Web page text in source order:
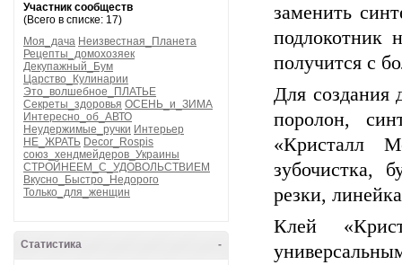
Участник сообществ
(Всего в списке: 17)
Моя_дача Неизвестная_Планета
Рецепты_домохозяек
Декупажный_Бум
Царство_Кулинарии
Это_волшебное_ПЛАТЬЕ
Секреты_здоровья ОСЕНЬ_и_ЗИМА
Интересно_об_АВТО
Неудержимые_ручки Интерьер
НЕ_ЖРАТЬ Decor_Rospis
союз_хендмейдеров_Украины
СТРОЙНЕЕМ_С_УДОВОЛЬСТВИЕМ
Вкусно_Быстро_Недорого
Только_для_женщин
-
Статистика
заменить
подлокотник
получится с
Для создания
поролон,
«Кристалл
зубочистка,
резки,
Клей